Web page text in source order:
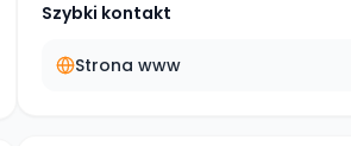
Szybki kontakt
Strona www